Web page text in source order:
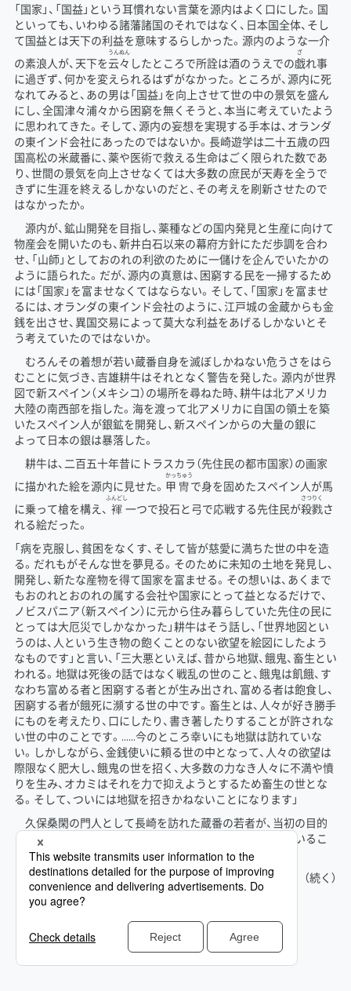
「国家」、「国益」という耳慣れない言葉を源内はよく口にした。国
といっても、いわゆる諸藩諸国のそれではなく、日本国全体、そし
て国益とは天下の利益を意味するらしかった。源内のような一介
の素浪人が、天下を云々
うんぬん
したところで所詮は酒のうえでの戯
ざ
れ事
に過ぎず、何かを変えられるはずがなかった。ところが、源内に死
なれてみると、あの男は「国益」を向上させて世の中の景気を盛ん
にし、全国津々浦々から困窮を無くそうと、本当に考えていたよう
に思われてきた。そして、源内の妄想を実現する手本は、オランダ
の東インド会社にあったのではないか。長崎遊学は二十五歳の四
国高松の米蔵番に、薬や医術で救える生命はごく限られた数であ
り、世間の景気を向上させなくては大多数の庶民が天寿を全うで
きずに生涯を終えるしかないのだと、その考えを刷新させたので
はなかったか。
源内が、鉱山開発を目指し、薬種などの国内発見と生産に向けて
物産会を開いたのも、新井白石以来の幕府方針にただ歩調を合わ
せ、「山師」としておのれの利欲のために一儲けを企んでいたかの
ように語られた。だが、源内の真意は、困窮する民を一掃するため
には「国家」を富ませなくてはならない。そして、「国家」を富ませ
るには、オランダの東インド会社のように、江戸城の金蔵からも金
銭を出させ、異国交易によって莫大な利益をあげるしかないとそ
う考えていたのではないか。
むろんその着想が若い蔵番自身を滅ぼしかねない危うさをはら
むことに気づき、吉雄耕牛はそれとなく警告を発した。源内が世界
図で新スペイン（メキシコ）の場所を尋ねた時、耕牛は北アメリカ
大陸の南西部を指した。海を渡って北アメリカに自国の領土を築
いたスペイン人が銀鉱を開発し、新スペインからの大量の銀に
よって日本の銀は暴落した。
耕牛は、二百五十年昔にトラスカラ（先住民の都市国家）の画家
に描かれた絵を源内に見せた。 甲
かっ
冑
ちゅう
で身を固めたスペイン人が馬
に乗って槍を構え、 褌
ふんどし
一つで投石と弓で応戦する先住民が殺戮
さつりく
さ
れる絵だった。
「病を克服し、貧困をなくす、そして皆が慈愛に満ちた世の中を造
る。だれもがそんな世を夢見る。そのために未知の土地を発見し、
開発し、新たな産物を得て国家を富ませる。その想いは、あくまで
もおのれとおのれの属する会社や国家にとって益となるだけで、
ノビスパニア（新スペイン）に元から住み暮らしていた先住の民に
とっては大厄災でしかなかった」耕牛はそう話し、「世界地図とい
うのは、人という生き物の飽くことのない欲望を絵図にしたよう
なものです」と言い、「三大悪といえば、昔から地獄、餓鬼、畜生とい
われる。地獄は死後の話ではなく戦乱の世のこと、餓鬼は飢餓、す
なわち富める者と困窮する者とが生み出され、富める者は飽食し、
困窮する者が餓死に瀕する世の中です。畜生とは、人々が好き勝手
にものを考えたり、口にしたり、書き著したりすることが許されな
い世の中のことです。……今のところ幸いにも地獄は訪れていな
い。しかしながら、金銭使いに頼る世の中となって、人々の欲望は
際限なく肥大し、餓鬼の世を招く、大多数の力なき人々に不満や憤
りを生み、オカミはそれを力で抑えようとするため畜生の世とな
る。そして、ついには地獄を招きかねないことになります」
久保桑閑の門人として長崎を訪れた蔵番の若者が、当初の目的
とした医学や本草学を超え、異国交易に強い関心を寄せているこ
とに気づいた耕牛はそう警告した。
（続く）